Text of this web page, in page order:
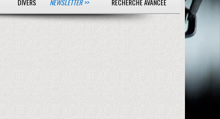
DIVERS NEWSLETTER >> RECHERCHE AVANCÉE